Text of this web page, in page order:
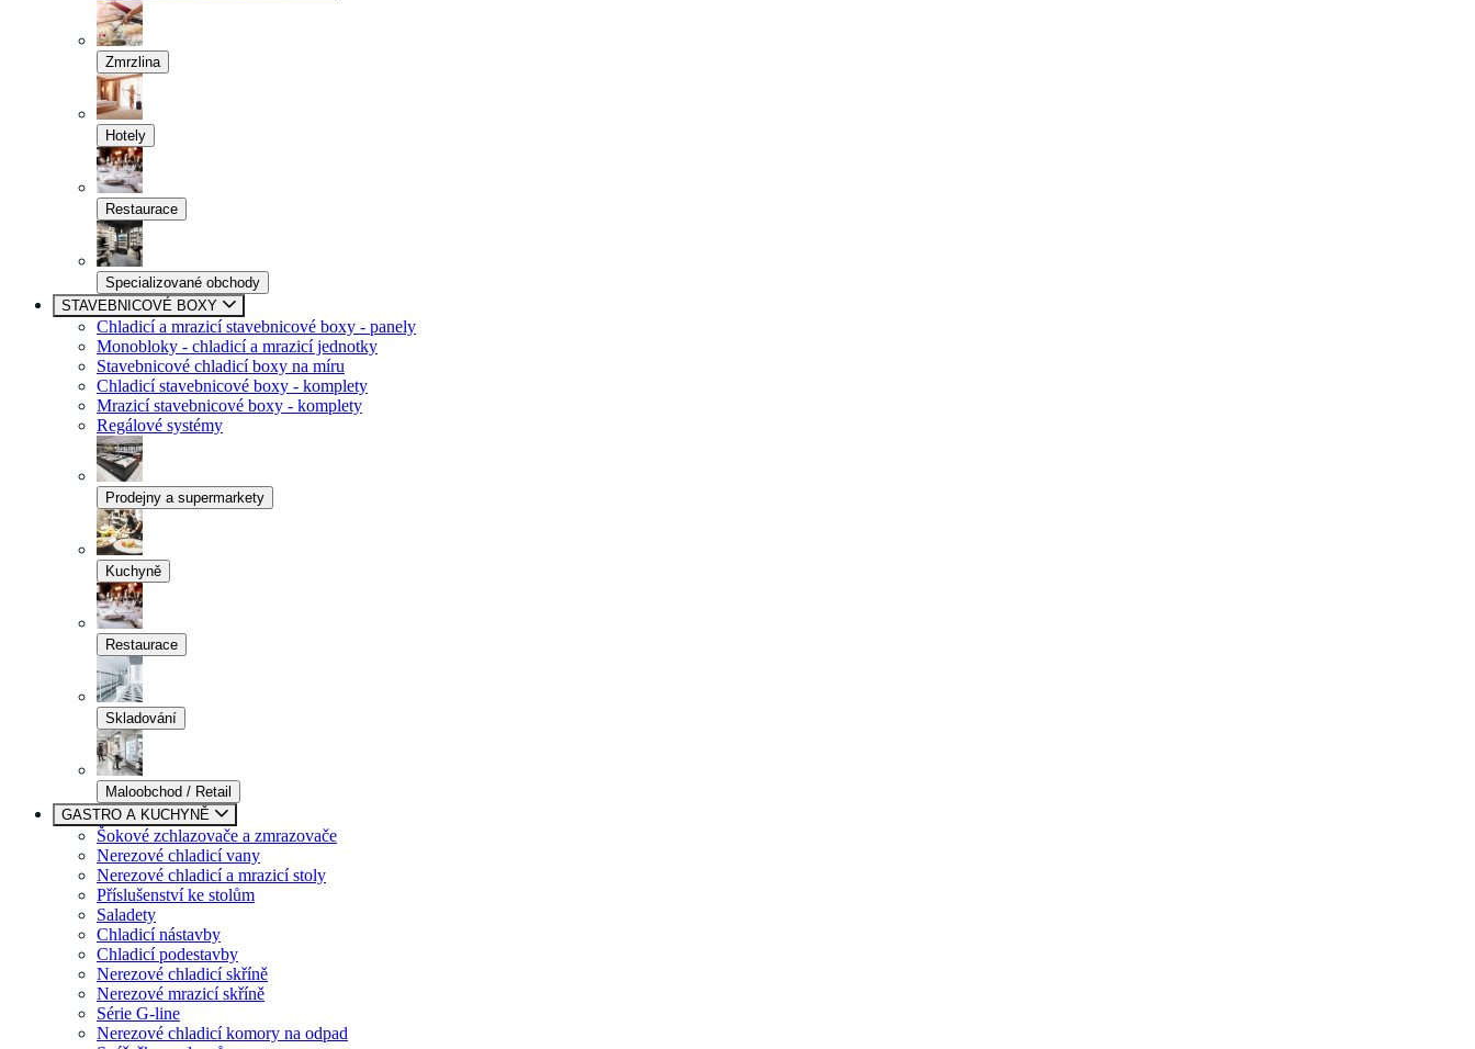
Zmrzlina
Hotely
Restaurace
Specializované obchody
STAVEBNICOVÉ BOXY
Chladicí a mrazicí stavebnicové boxy - panely
Monobloky - chladicí a mrazicí jednotky
Stavebnicové chladicí boxy na míru
Chladicí stavebnicové boxy - komplety
Mrazicí stavebnicové boxy - komplety
Regálové systémy
Prodejny a supermarkety
Kuchyně
Restaurace
Skladování
Maloobchod / Retail
GASTRO A KUCHYNĚ
Šokové zchlazovače a zmrazovače
Nerezové chladicí vany
Nerezové chladicí a mrazicí stoly
Příslušenství ke stolům
Saladety
Chladicí nástavby
Chladicí podestavby
Nerezové chladicí skříně
Nerezové mrazicí skříně
Série G-line
Nerezové chladicí komory na odpad